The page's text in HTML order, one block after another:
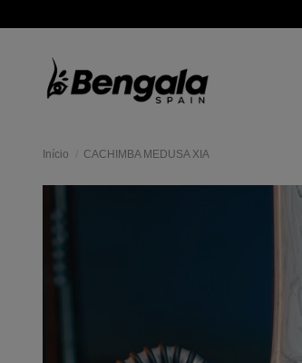
Início CACHIMBA MEDUSA XIA